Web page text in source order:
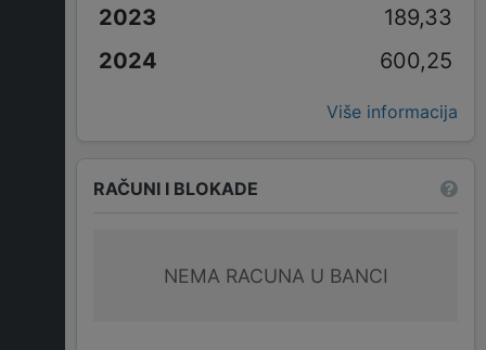
189,33
600,25
Više informacija
RAČUNI I BLOKADE
NEMA RACUNA U BANCI